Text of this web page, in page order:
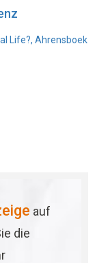
Life?, Ahrensboek
auf
die